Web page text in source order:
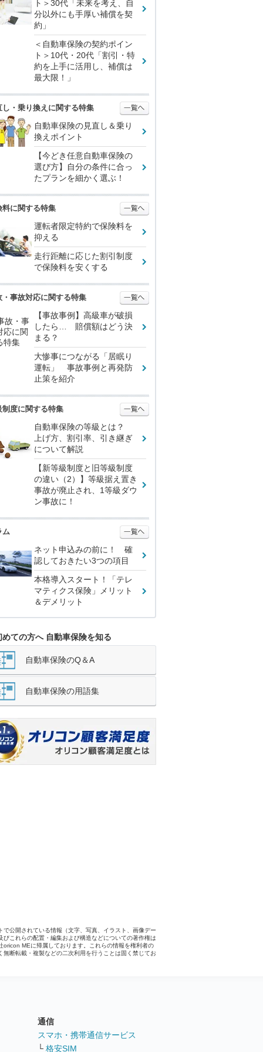
ト＞30代「未来を考え、自
分以外にも手厚い補償を契
約」
＜自動車保険の契約ポイン
ト＞10代・20代「割引・特
約を上手に活用し、補償は
最大限！」
し・乗り換えに関する特集
自動車保険の見直し＆乗り
換えポイント
【今どき任意自動車保険の
選び方】自分の条件に合っ
たプランを細かく選ぶ！
料に関する特集
運転者限定特約で保険料を
抑える
走行距離に応じた割引制度
で保険料を安くする
・事故対応に関する特集
【事故事例】高級車が破損
したら… 賠償額はどう決
まる？
大惨事につながる「居眠り
運転」 事故事例と再発防
止策を紹介
制度に関する特集
自動車保険の等級とは？
上げ方、割引率、引き継ぎ
について解説
【新等級制度と旧等級制度
の違い（2）】等級据え置き
事故が廃止され、1等級ダウ
ン事故に！
ム
ネット申込みの前に！ 確
認しておきたい3つの項目
本格導入スタート！「テレ
マティクス保険」メリット
＆デメリット
めての方へ 自動車保険を知る
自動車保険のQ＆A
自動車保険の用語集
で公開されている情報（文字、写真、イラスト、画像デー
びこれらの配置・編集および構造などについての著作権は
oricon MEに帰属しております。これらの情報を権利者の
無断転載・複製などの二次利用を行うことは固く禁じてお
通信
スマホ・携帯通信サービス
└ 格安SIM